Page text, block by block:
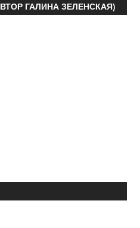
ГАЛИНА ЗЕЛЕНСКАЯ)